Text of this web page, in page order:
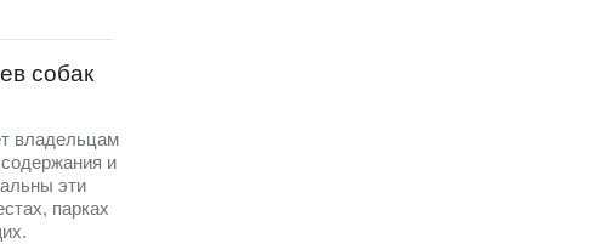
собак
владельцам
и
эти
парках